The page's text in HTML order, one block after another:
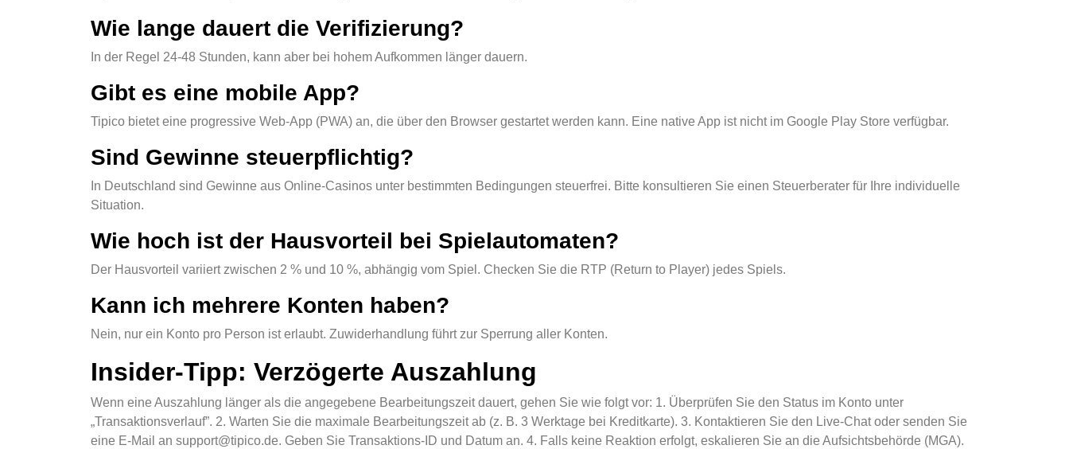
Wie lange dauert die Verifizierung?
In der Regel 24-48 Stunden, kann aber bei hohem Aufkommen länger dauern.
Gibt es eine mobile App?
Tipico bietet eine progressive Web-App (PWA) an, die über den Browser gestartet werden kann. Eine native App ist nicht im Google Play Store verfügbar.
Sind Gewinne steuerpflichtig?
In Deutschland sind Gewinne aus Online-Casinos unter bestimmten Bedingungen steuerfrei. Bitte konsultieren Sie einen Steuerberater für Ihre individuelle
Situation.
Wie hoch ist der Hausvorteil bei Spielautomaten?
Der Hausvorteil variiert zwischen 2 % und 10 %, abhängig vom Spiel. Checken Sie die RTP (Return to Player) jedes Spiels.
Kann ich mehrere Konten haben?
Nein, nur ein Konto pro Person ist erlaubt. Zuwiderhandlung führt zur Sperrung aller Konten.
Insider-Tipp: Verzögerte Auszahlung
Wenn eine Auszahlung länger als die angegebene Bearbeitungszeit dauert, gehen Sie wie folgt vor: 1. Überprüfen Sie den Status im Konto unter
„Transaktionsverlauf”. 2. Warten Sie die maximale Bearbeitungszeit ab (z. B. 3 Werktage bei Kreditkarte). 3. Kontaktieren Sie den Live-Chat oder senden Sie
eine E-Mail an support@tipico.de. Geben Sie Transaktions-ID und Datum an. 4. Falls keine Reaktion erfolgt, eskalieren Sie an die Aufsichtsbehörde (MGA).